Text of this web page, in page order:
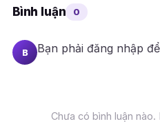
Bình luận 0
B Bạn phải đăng nhập
Chưa có bình luận